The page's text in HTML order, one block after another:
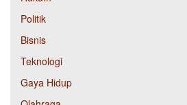
Politik
Bisnis
Teknologi
Gaya Hidup